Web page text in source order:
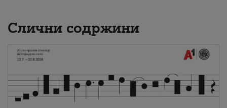
Слични содржини